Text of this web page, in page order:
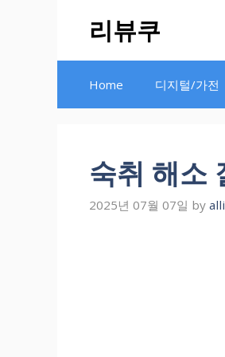
리뷰쿠
Home 디지털/가전
숙취 해소
2025년 07월 07일 by alli